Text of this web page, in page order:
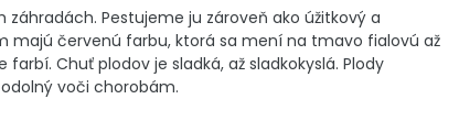
záhradách. Pestujeme ju zároveň ako úžitkový a
majú červenú farbu, ktorá sa mení na tmavo fialovú až
Chuť plodov je sladká, až sladkokyslá. Plody
voči chorobám.